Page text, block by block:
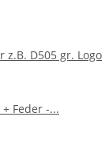
z.B. D505 gr. Logo